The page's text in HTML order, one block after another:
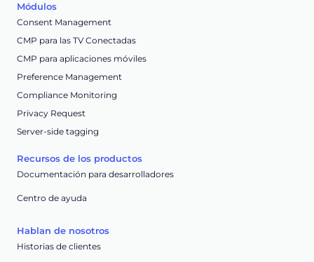
Módulos
Consent Management
CMP para las TV Conectadas
CMP para aplicaciones móviles
Preference Management
Compliance Monitoring
Privacy Request
Server-side tagging
Recursos de los productos
Documentación para desarrolladores
Centro de ayuda
Hablan de nosotros
Historias de clientes